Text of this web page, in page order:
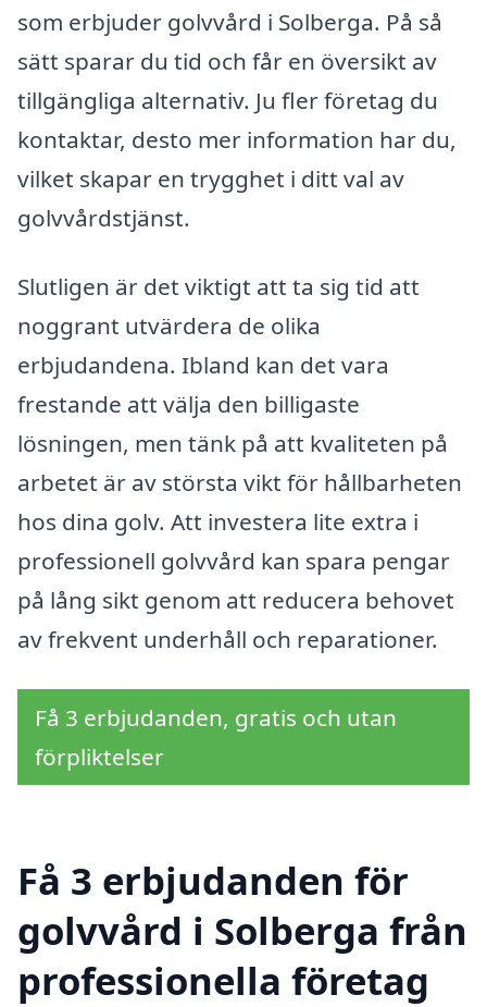
som erbjuder golvvård i Solberga. På så
sätt sparar du tid och får en översikt av
tillgängliga alternativ. Ju fler företag du
kontaktar, desto mer information har du,
vilket skapar en trygghet i ditt val av
golvvårdstjänst.
Slutligen är det viktigt att ta sig tid att
noggrant utvärdera de olika
erbjudandena. Ibland kan det vara
frestande att välja den billigaste
lösningen, men tänk på att kvaliteten på
arbetet är av största vikt för hållbarheten
hos dina golv. Att investera lite extra i
professionell golvvård kan spara pengar
på lång sikt genom att reducera behovet
av frekvent underhåll och reparationer.
Få 3 erbjudanden, gratis och utan
förpliktelser
Få 3 erbjudanden för
golvvård i Solberga från
professionella företag